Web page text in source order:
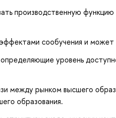
производственную
сообучения и может
уровень
между рынком высшего
образования.